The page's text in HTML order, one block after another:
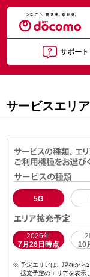
サポート
サービスエリ
5G
2026年
7月26日時点
10
予定エリアは、現在から
拡充予定のエリアを表示